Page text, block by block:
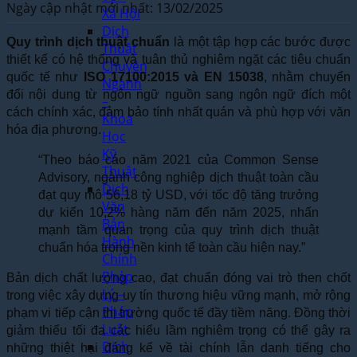
Xã Hội
Dịch
Thuật
Chuyên
Ngành
–
Khoa
Học
Kỹ
Thuật
Dịch
Văn
Bản
Hành
Chính
Pháp
Lý –
Pháp
Luật
Dịch
Ngày cập nhật mới nhất: 13/02/2025
Quy trình dịch thuật chuẩn là một tập hợp các bước được
thiết kế có hệ thống và tuân thủ nghiêm ngặt các tiêu chuẩn
quốc tế như
ISO 17100:2015 và EN 15038, nhằm chuyển
đổi nội dung từ ngôn ngữ nguồn sang ngôn ngữ đích một
cách chính xác, đảm bảo tính nhất quán và phù hợp với văn
hóa địa phương.
“Theo báo cáo năm 2021 của Common Sense
Advisory, ngành công nghiệp dịch thuật toàn cầu
đạt quy mô 56,18 tỷ USD, với tốc độ tăng trưởng
dự kiến 10,2% hàng năm đến năm 2025, nhấn
mạnh tầm quan trọng của quy trình dịch thuật
chuẩn hóa trong nền kinh tế toàn cầu hiện nay.”
Bản dịch chất lượng cao, đạt chuẩn đóng vai trò then chốt
trong việc xây dựng uy tín thương hiệu vững mạnh, mở rộng
phạm vi tiếp cận thị trường quốc tế đầy tiềm năng. Đồng thời
giảm thiểu tối đa các hiểu lầm nghiêm trọng có thể gây ra
những thiệt hại đáng kể về tài chính lẫn danh tiếng cho